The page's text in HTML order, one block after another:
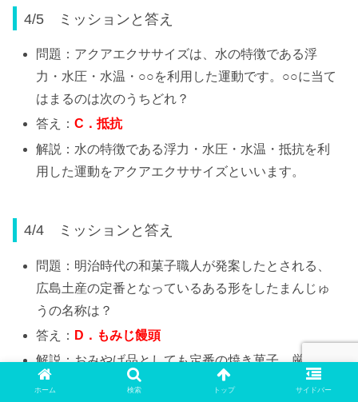
4/5 ミッションと答え
問題：アクアエクササイズは、水の特徴である浮
力・水圧・水温・○○を利用した運動です。○○に当て
はまるのは次のうちどれ？
答え：C ．抵抗
解説：水の特徴である浮力・水圧・水温・抵抗を利
用した運動をアクアエクササイズといいます。
4/4 ミッションと答え
問題：明治時代の和菓子職人が発案したとされる、
広島土産の定番となっているある形をしたまんじゅ
うの名称は？
答え： D ．もみじ饅頭
解説：おみやげ品としても定番の焼き菓子、厳島の
名産「もみじ饅頭」。
ホーム 検索 トップ サイドバー